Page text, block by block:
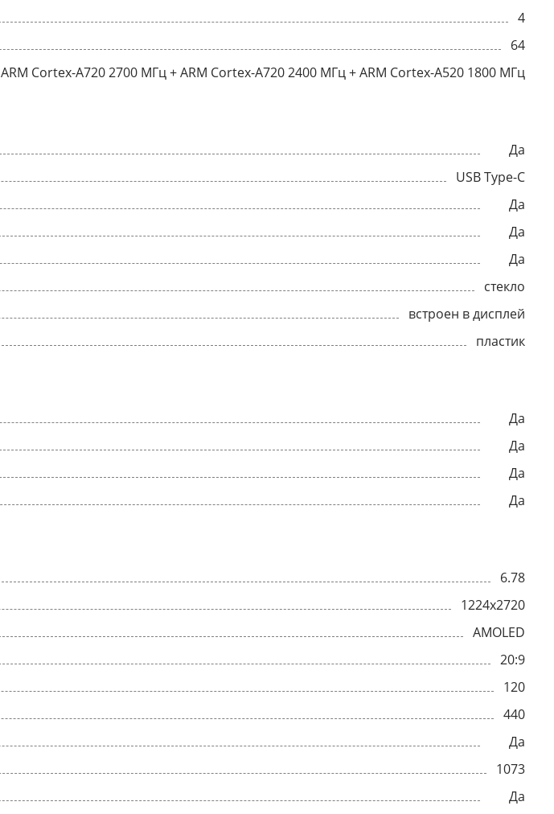
4
64
ARM Cortex-A720 2700 МГц + ARM Cortex-A720 2400 МГц + ARM Cortex-A520 1800 МГц
Да
USB Type-C
Да
Да
Да
стекло
встроен в дисплей
пластик
Да
Да
Да
Да
6.78
1224x2720
AMOLED
20:9
120
440
Да
1073
Да